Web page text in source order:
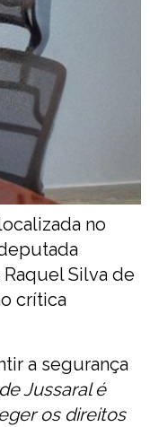
no
Silva de
crítica
a segurança
Jussaral é
os direitos